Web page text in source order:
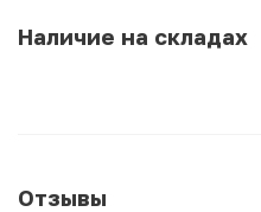
Наличие на складах
Отзывы